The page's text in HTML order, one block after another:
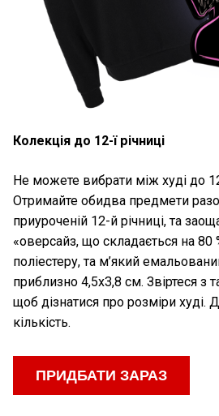
Колекція до 12-ї річниці
Не можете вибрати між худі до
Отримайте обидва предмети
приуроченій 12-й річниці, та
«оверсайз, що складається на 80
поліестеру, та м’який
приблизно 4,5х3,8 см. Звіртеся з
щоб дізнатися про розміри худі.
кількість.
ПРИДБАТИ ЗАРАЗ